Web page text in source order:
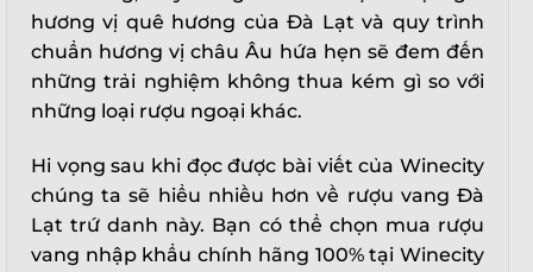
hương vị quê hương của Đà Lạt và quy trình
chuẩn hương vị châu Âu hứa hẹn sẽ đem đến
những trải nghiệm không thua kém gì so với
những loại rượu ngoại khác.
Hi vọng sau khi đọc được bài viết của Winecity
chúng ta sẽ hiểu nhiều hơn về rượu vang Đà
Lạt trứ danh này. Bạn có thể chọn mua rượu
vang nhập khẩu chính hãng 100% tại Winecity